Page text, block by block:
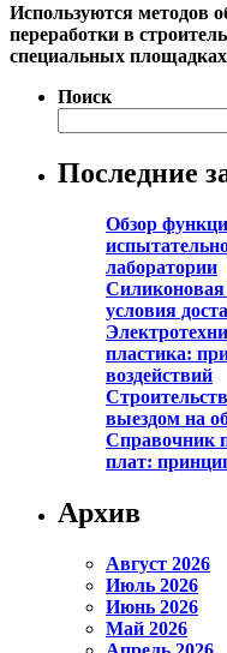
Используются методов
переработки в
специальных
Поиск
Последние
Обзор
лаборатории
Силиконовая
условия
пластика:
воздействий
выездом на
Справочник
плат:
Архив
Август 2026
Июль 2026
Июнь 2026
Май 2026